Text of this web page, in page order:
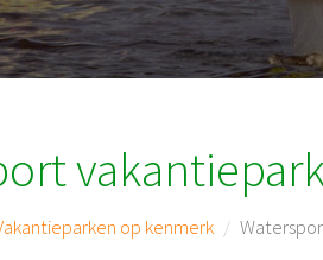
op kenmerk